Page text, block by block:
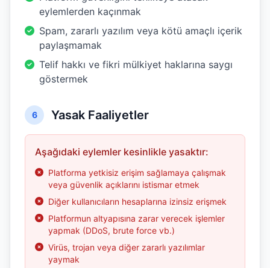
eylemlerden kaçınmak
Spam, zararlı yazılım veya kötü amaçlı içerik
paylaşmamak
Telif hakkı ve fikri mülkiyet haklarına saygı
göstermek
6 Yasak Faaliyetler
Aşağıdaki eylemler kesinlikle yasaktır:
Platforma yetkisiz erişim sağlamaya çalışmak
veya güvenlik açıklarını istismar etmek
Diğer kullanıcıların hesaplarına izinsiz erişmek
Platformun altyapısına zarar verecek işlemler
yapmak (DDoS, brute force vb.)
Virüs, trojan veya diğer zararlı yazılımlar
yaymak